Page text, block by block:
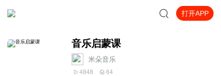
打开APP
音乐启蒙课
米朵音乐
4848 64